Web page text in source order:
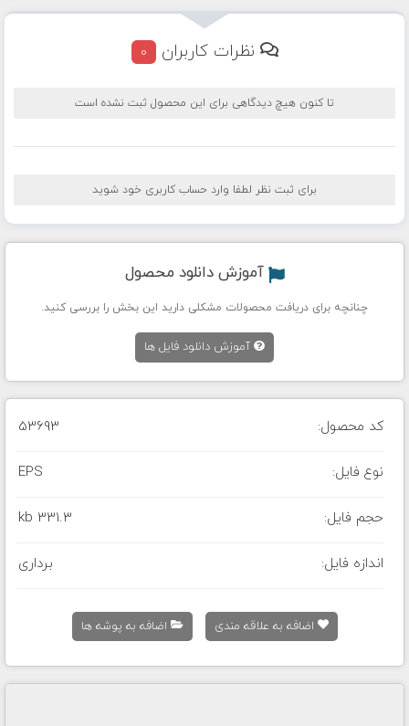
نظرات کاربران 0
تا کنون هیچ دیدگاهی برای این محصول ثبت نشده است
برای ثبت نظر لطفا وارد حساب کاربری خود شوید
آموزش دانلود محصول
چنانچه برای دریافت محصولات مشکلی دارید این بخش را بررسی کنید.
آموزش دانلود فایل ها
کد محصول: 53693
نوع فایل: EPS
حجم فایل: 331.3 kb
اندازه فایل: برداری
اضافه به علاقه مندی اضافه به پوشه ها